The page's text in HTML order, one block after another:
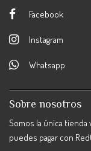
Facebook
Instagram
Whatsapp
Sobre nosotros
Somos la única
puedes pagar con